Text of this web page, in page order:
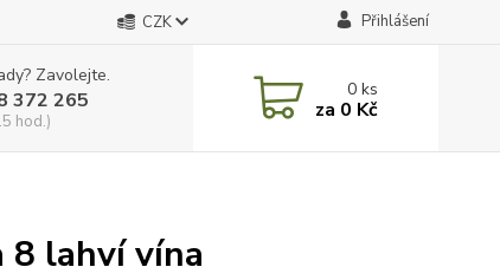
CZK Přihlášení
Zavolejte.
372 265
hod.)
0ks
za 0 Kč
8 lahví vína